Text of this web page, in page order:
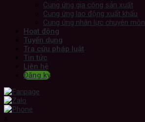
Cung ứng gia công sản xuất
Cung ứng lao động xuất khẩu
Cung ứng nhân lực chuyên môn
Hoạt động
Tuyển dụng
Tra cứu pháp luật
Tin tức
Liên hệ
Đăng ký